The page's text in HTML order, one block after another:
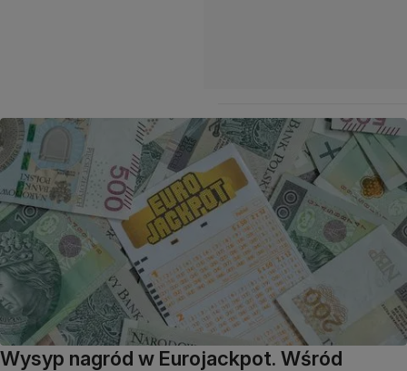
Wysyp nagród w Eurojackpot. Wśród